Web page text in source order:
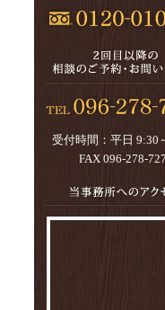
受付時間：平日 9:30
FAX 096-278-